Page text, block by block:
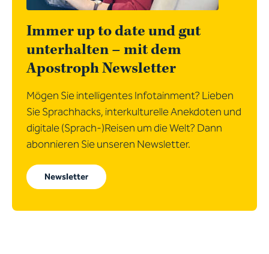
Immer up to date und gut
unterhalten – mit dem
Apostroph Newsletter
Mögen Sie intelligentes Infotainment? Lieben
Sie Sprachhacks, interkulturelle Anekdoten und
digitale (Sprach-)Reisen um die Welt? Dann
abonnieren Sie unseren Newsletter.
Newsletter